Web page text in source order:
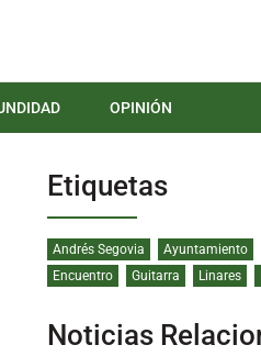
OPINIÓN
Etiquetas
Andrés Segovia Ayuntamiento
Encuentro
Guitarra Linares
Noticias